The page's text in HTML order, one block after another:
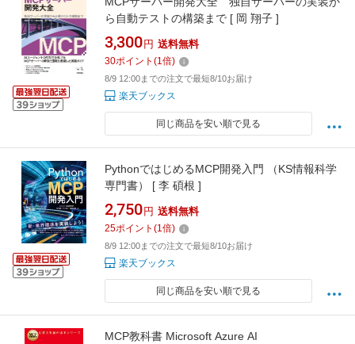
ら自動テストの構築まで [ 岡 翔子 ]
3,300 円 送料無料
30ポイント (1倍)
8/9 12:00までの注文で最短8/10お届け
楽天ブックス
同じ商品を安い順で見る
PythonではじめるMCP開発入門 （KS情報科学
専門書） [ 李 碩根 ]
2,750 円 送料無料
25ポイント (1倍)
8/9 12:00までの注文で最短8/10お届け
楽天ブックス
同じ商品を安い順で見る
MCP教科書 Microsoft Azure AI